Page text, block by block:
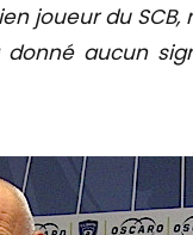
joueur du SCB,
donné aucun